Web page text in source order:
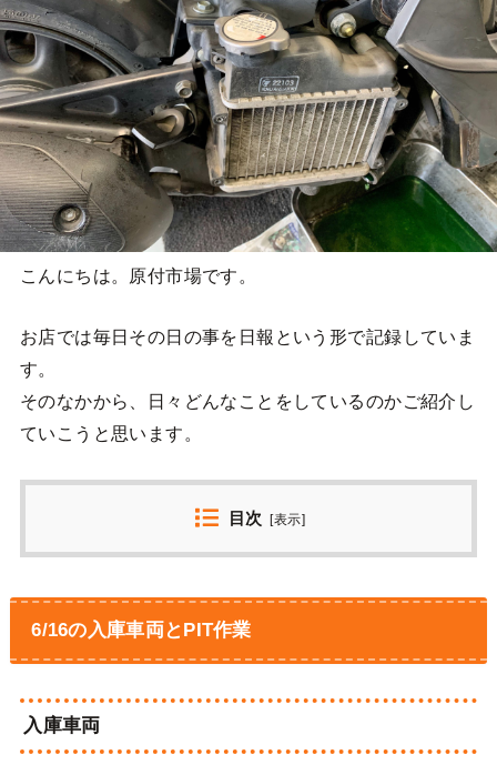
こんにちは。原付市場です。
お店では毎日その日の事を日報という形で記録していま
す。
そのなかから、日々どんなことをしているのかご紹介し
ていこうと思います。
目次 [表示]
6/16の入庫車両とPIT作業
入庫車両